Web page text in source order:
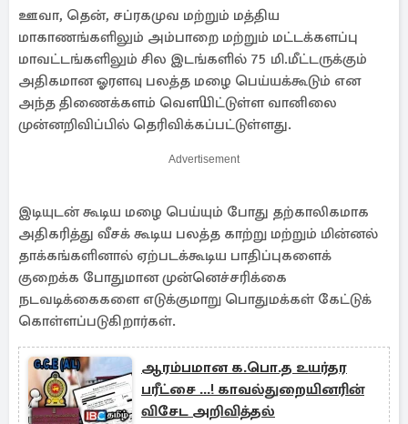
ஊவா, தென், சப்ரகமுவ மற்றும் மத்திய
மாகாணங்களிலும் அம்பாறை மற்றும் மட்டக்களப்பு
மாவட்டங்களிலும் சில இடங்களில் 75 மி.மீட்டருக்கும்
அதிகமான ஓரளவு பலத்த மழை பெய்யக்கூடும் என
அந்த திணைக்களம் வௌியிட்டுள்ள வானிலை
முன்னறிவிப்பில் தெரிவிக்கப்பட்டுள்ளது.
Advertisement
இடியுடன் கூடிய மழை பெய்யும் போது தற்காலிகமாக
அதிகரித்து வீசக் கூடிய பலத்த காற்று மற்றும் மின்னல்
தாக்கங்களினால் ஏற்படக்கூடிய பாதிப்புகளைக்
குறைக்க போதுமான முன்னெச்சரிக்கை
நடவடிக்கைகளை எடுக்குமாறு பொதுமக்கள் கேட்டுக்
கொள்ளப்படுகிறார்கள்.
ஆரம்பமான க.பொ.த உயர்தர
பரீட்சை ...! காவல்துறையினரின்
விசேட அறிவித்தல்